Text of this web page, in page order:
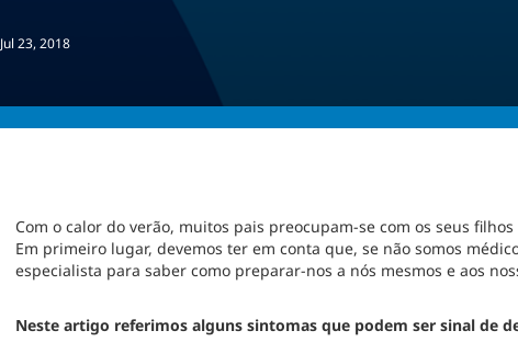
Jul 23, 2018
Com o calor do verão, muitos pais preocupam-se com os seus
Em primeiro lugar, devemos ter em conta que, se não somos
especialista para saber como preparar-nos a nós mesmos e aos
Neste artigo referimos alguns sintomas que podem ser sinal de